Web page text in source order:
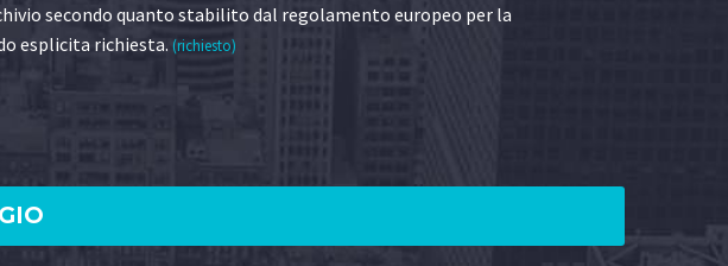
secondo quanto stabilito dal regolamento europeo per la
esplicita richiesta. (richiesto)